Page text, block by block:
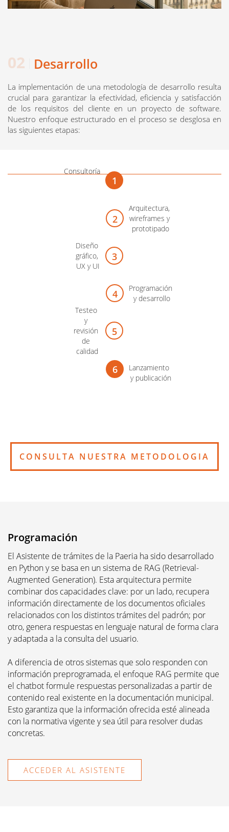
Desarrollo
La implementación de una metodología de desarrollo resulta
crucial para garantizar la efectividad, eficiencia y satisfacción
de los requisitos del cliente en un proyecto de software.
Nuestro enfoque estructurado en el proceso se desglosa en
las siguientes etapas:
Consultoría
Arquitectura,
wireframes y
prototipado
Diseño
gráfico,
UX y UI
Programación
y desarrollo
Testeo
y
revisión
de
calidad
Lanzamiento
y publicación
CONSULTA NUESTRA METODOLOGIA
Programación
El Asistente de trámites de la Paeria ha sido desarrollado
en Python y se basa en un sistema de RAG (Retrieval-
Augmented Generation). Esta arquitectura permite
combinar dos capacidades clave: por un lado, recupera
información directamente de los documentos oficiales
relacionados con los distintos trámites del padrón; por
otro, genera respuestas en lenguaje natural de forma clara
y adaptada a la consulta del usuario.
A diferencia de otros sistemas que solo responden con
información preprogramada, el enfoque RAG permite que
el chatbot formule respuestas personalizadas a partir de
contenido real existente en la documentación municipal.
Esto garantiza que la información ofrecida esté alineada
con la normativa vigente y sea útil para resolver dudas
concretas.
ACCEDER AL ASISTENTE